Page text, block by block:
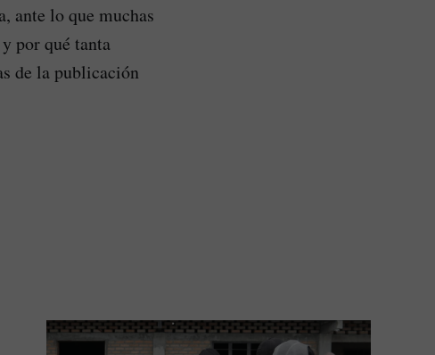
ante lo que muchas
por qué tanta
de la publicación